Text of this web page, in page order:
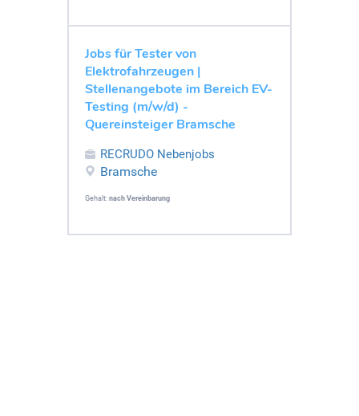
Jobs für Tester von
Elektrofahrzeugen |
Stellenangebote im Bereich EV-
Testing (m/w/d) -
Quereinsteiger Bramsche
RECRUDO Nebenjobs
Bramsche
Gehalt: nach Vereinbarung